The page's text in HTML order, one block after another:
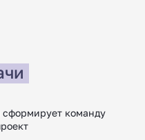
сформирует команду